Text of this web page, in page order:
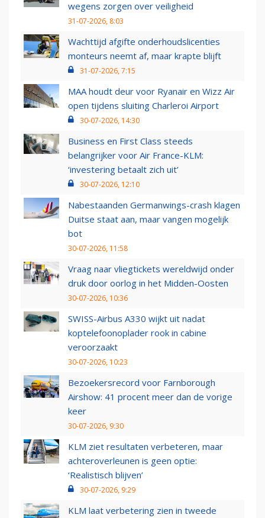
wegens zorgen over veiligheid
31-07-2026, 8:03
Wachttijd afgifte onderhoudslicenties
monteurs neemt af, maar krapte blijft
31-07-2026, 7:15
MAA houdt deur voor Ryanair en Wizz Air
open tijdens sluiting Charleroi Airport
30-07-2026, 14:30
Business en First Class steeds
belangrijker voor Air France-KLM:
‘investering betaalt zich uit’
30-07-2026, 12:10
Nabestaanden Germanwings-crash klagen
Duitse staat aan, maar vangen mogelijk
bot
30-07-2026, 11:58
Vraag naar vliegtickets wereldwijd onder
druk door oorlog in het Midden-Oosten
30-07-2026, 10:36
SWISS-Airbus A330 wijkt uit nadat
koptelefoonoplader rook in cabine
veroorzaakt
30-07-2026, 10:23
Bezoekersrecord voor Farnborough
Airshow: 41 procent meer dan de vorige
keer
30-07-2026, 9:30
KLM ziet resultaten verbeteren, maar
achteroverleunen is geen optie:
‘Realistisch blijven’
30-07-2026, 9:29
KLM laat verbetering zien in tweede